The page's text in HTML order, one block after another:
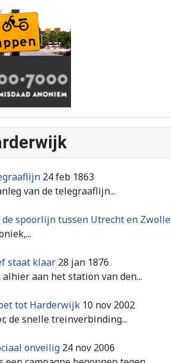
24 feb 1863
van de telegraaflijn...
spoorlijn tussen Utrecht en Zwolle
staat klaar 28 jan 1876
alhier aan het station van den...
tot Harderwijk 10 nov 2002
de snelle treinverbinding...
onveilig 24 nov 2006